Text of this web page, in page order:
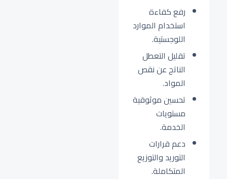
رفع كفاءة
استخدام الموارد
اللوجستية.
تقليل التعطل
الناتج عن نقص
المواد.
تحسين موثوقية
مستويات
الخدمة.
دعم قرارات
التوريد والتوزيع
المتكاملة.